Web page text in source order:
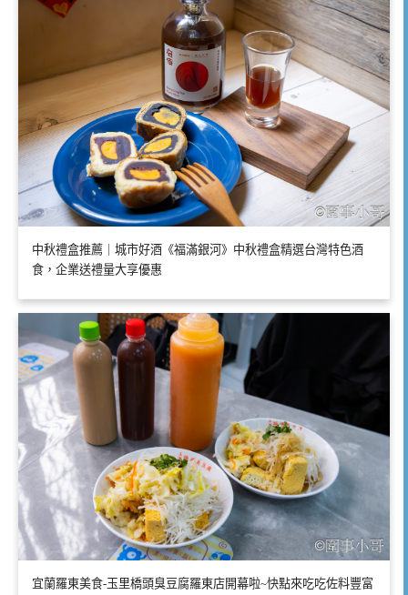
中秋禮盒推薦｜城市好酒《福滿銀河》中秋禮盒精選台灣特色酒
食，企業送禮量大享優惠
宜蘭羅東美食-玉里橋頭臭豆腐羅東店開幕啦~快點來吃吃佐料豐富